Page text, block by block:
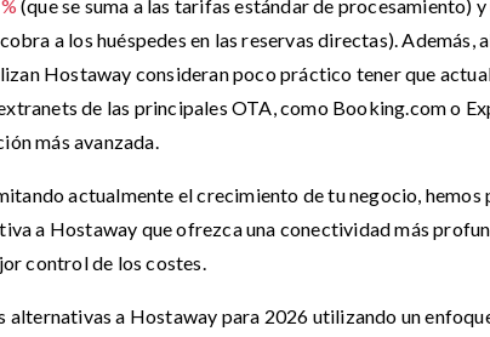
(que se suma a las tarifas estándar de procesamiento) y
a los huéspedes en las reservas directas). Además,
Hostaway consideran poco práctico tener que
de las principales OTA, como Booking.com o
más avanzada.
actualmente el crecimiento de tu negocio, hemos
a Hostaway que ofrezca una conectividad más
control de los costes.
alternativas a Hostaway para 2026 utilizando un